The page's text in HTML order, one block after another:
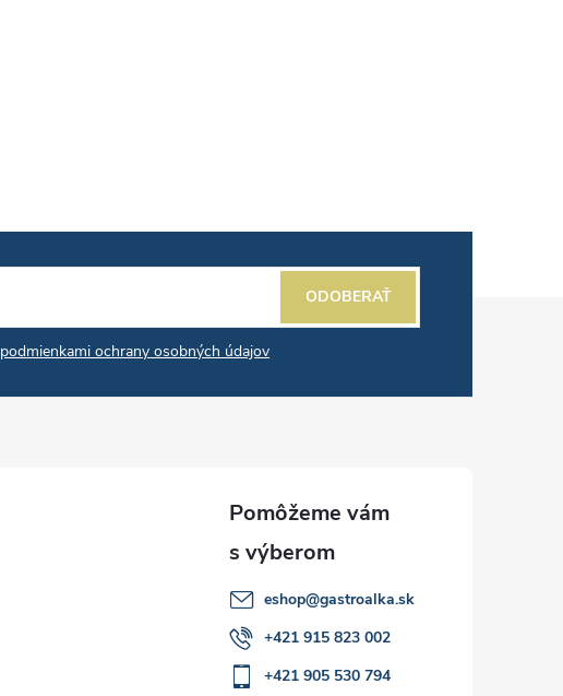
podmienkami ochrany osobných údajov
ODOBERAŤ
eshop@gastroalka.sk
+421 915 823 002
+421 905 530 794